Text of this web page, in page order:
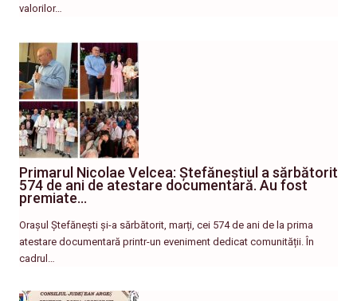
valorilor…
Primarul Nicolae Velcea: Ștefăneștiul a sărbătorit
574 de ani de atestare documentară. Au fost
premiate…
Orașul Ștefănești și-a sărbătorit, marți, cei 574 de ani de la prima
atestare documentară printr-un eveniment dedicat comunității. În
cadrul…